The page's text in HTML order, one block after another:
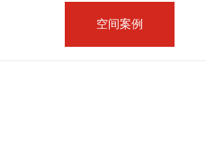
空间案例